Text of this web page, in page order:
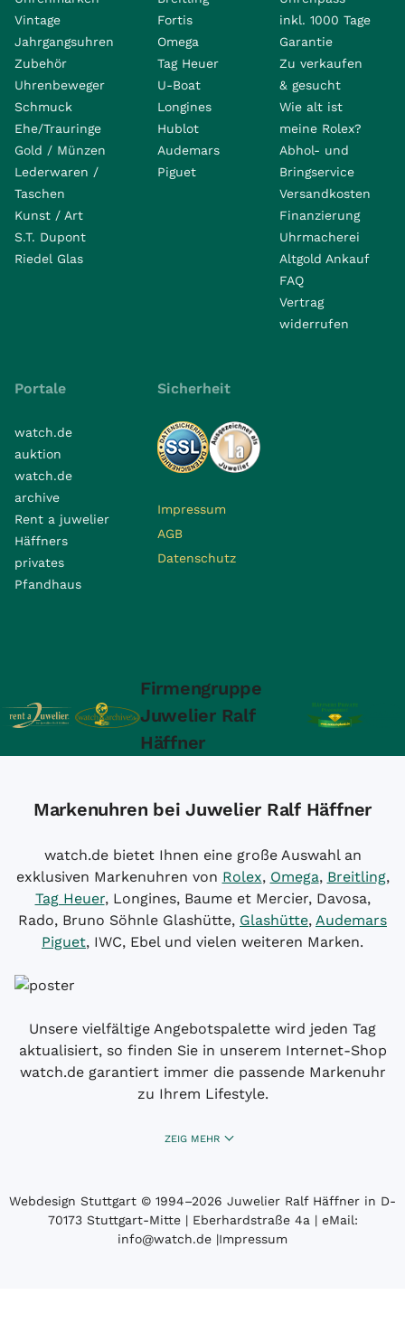
Vintage
Jahrgangsuhren
Zubehör
Uhrenbeweger
Schmuck
Ehe/Trauringe
Gold / Münzen
Lederwaren /
Taschen
Kunst / Art
S.T. Dupont
Riedel Glas
Fortis
Omega
Tag Heuer
U-Boat
Longines
Hublot
Audemars
Piguet
inkl. 1000 Tage
Garantie
Zu verkaufen
& gesucht
Wie alt ist
meine Rolex?
Abhol- und
Bringservice
Versandkosten
Finanzierung
Uhrmacherei
Altgold Ankauf
FAQ
Vertrag
widerrufen
Portale
watch.de
auktion
watch.de
archive
Rent a juwelier
Häffners
privates
Pfandhaus
Sicherheit
Impressum
AGB
Datenschutz
Firmengruppe
Juwelier Ralf
Häffner
Markenuhren bei Juwelier Ralf Häffner
watch.de bietet Ihnen eine große Auswahl an
exklusiven Markenuhren von Rolex, Omega, Breitling,
Tag Heuer, Longines, Baume et Mercier, Davosa,
Rado, Bruno Söhnle Glashütte, Glashütte, Audemars
Piguet, IWC, Ebel und vielen weiteren Marken.
Unsere vielfältige Angebotspalette wird jeden Tag
aktualisiert, so finden Sie in unserem Internet-Shop
watch.de garantiert immer die passende Markenuhr
zu Ihrem Lifestyle.
ZEIG MEHR
Webdesign Stuttgart © 1994­–2026 Juwelier Ralf Häffner in D-
70173 Stuttgart-Mitte | Eberhardstraße 4a | eMail:
info@watch.de |Impressum